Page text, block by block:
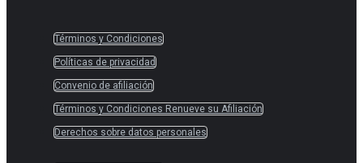
Términos y Condiciones
Políticas de privacidad
Convenio de afiliación
Términos y Condiciones Renueve su Afiliación
Derechos sobre datos personales